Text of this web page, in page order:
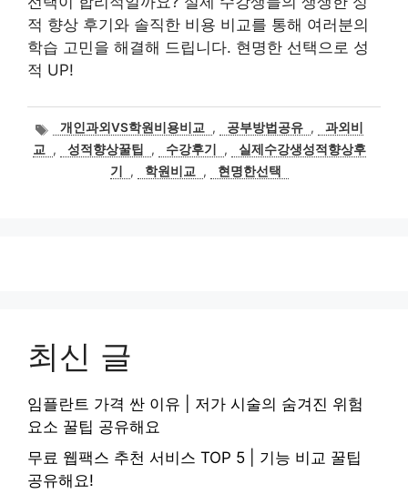
적 향상 후기와 솔직한 비용 비교를 통해 여러분의
학습 고민을 해결해 드립니다. 현명한 선택으로 성
적 UP!
태개인과외VS학원비용비교 , 공부방법공유 ,
과외비
교
, 성적향상꿀팁 , 수강후기 ,
실제수강생성적향상후
기
, 학원비교 , 현명한선택
최신 글
임플란트 가격 싼 이유 | 저가 시술의 숨겨진 위험
요소 꿀팁 공유해요
무료 웹팩스 추천 서비스 TOP 5 | 기능 비교 꿀팁
공유해요!